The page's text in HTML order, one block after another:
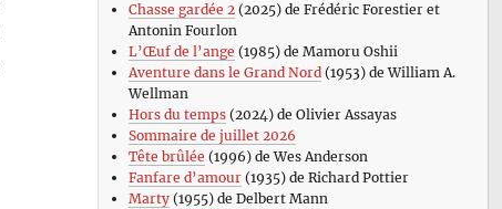
Chasse gardée 2(2025) de Frédéric Forestier et
Antonin Fourlon
L’Œuf de l’ange (1985) de Mamoru Oshii
Aventure dans le Grand Nord(1953) de William A.
Wellman
Hors du temps(2024) de Olivier Assayas
Sommaire de juillet 2026
Tête brûlée (1996) de Wes Anderson
Fanfare d’amour(1935) de Richard Pottier
Marty(1955) de Delbert Mann